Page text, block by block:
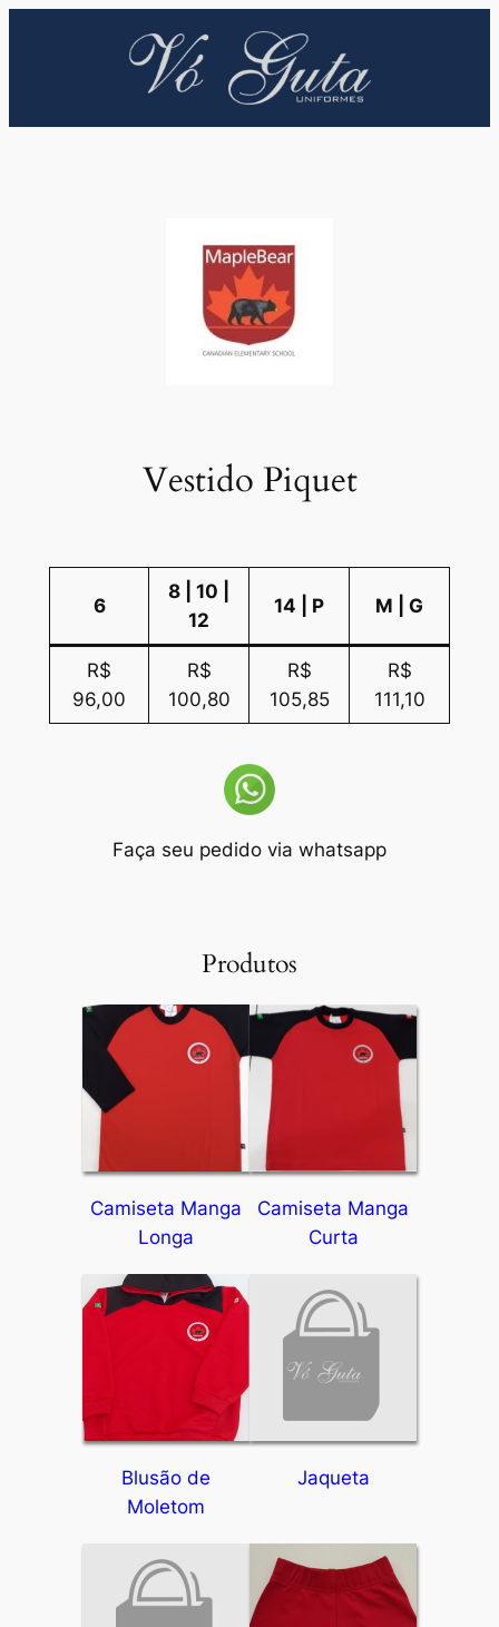
Vestido Piquet
6
8 | 10 |
12
14 | P M | G
R$
96,00
R$
100,80
R$
105,85
R$
111,10
Faça seu pedido via whatsapp
Produtos
Camiseta Manga
Longa
Camiseta Manga
Curta
Blusão de
Moletom
Jaqueta